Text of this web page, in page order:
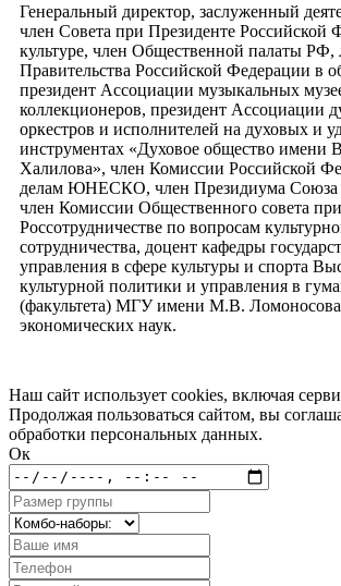
Генеральный директор, заслуженный
член Совета при Президенте Российской
культуре, член Общественной палаты РФ,
Правительства Российской Федерации в
президент Ассоциации музыкальных
коллекционеров, президент Ассоциации
оркестров и исполнителей на духовых и
инструментах «Духовое общество имени
Халилова», член Комиссии Российской
делам ЮНЕСКО, член Президиума Союза
член Комиссии Общественного совета при
Россотрудничестве по вопросам
сотрудничества, доцент кафедры
управления в сфере культуры и спорта
культурной политики и управления в
(факультета) МГУ имени М.В.
экономических наук.
Наш сайт использует cookies, включая
Продолжая пользоваться сайтом, вы
обработки персональных данных.
Ок